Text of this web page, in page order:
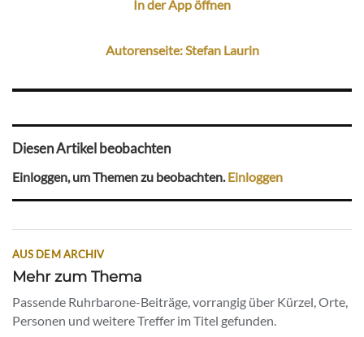
In der App öffnen
Autorenseite: Stefan Laurin
Diesen Artikel beobachten
Einloggen, um Themen zu beobachten.Einloggen
AUS DEM ARCHIV
Mehr zum Thema
Passende Ruhrbarone-Beiträge, vorrangig über Kürzel, Orte,
Personen und weitere Treffer im Titel gefunden.